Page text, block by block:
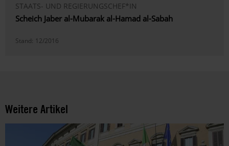
STAATS- UND REGIERUNGSCHEF*IN
Scheich Jaber al-Mubarak al-Hamad al-Sabah
Stand: 12/2016
Weitere Artikel